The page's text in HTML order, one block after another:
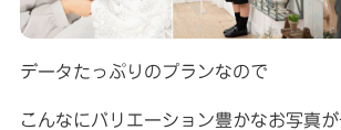
データたっぷりのプランなので
こんなにバリエーション豊かなお写真